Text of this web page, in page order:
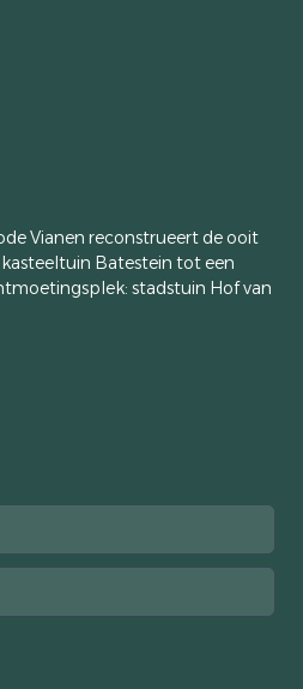
Vianen reconstrueert de ooit
Batestein tot een
stadstuin Hof van